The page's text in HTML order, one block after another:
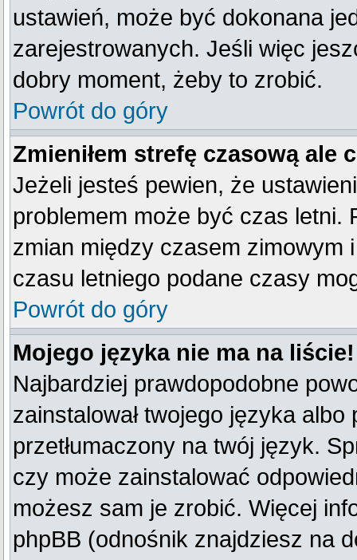
ustawień, może być dokonana
zarejestrowanych. Jeśli więc
dobry moment, żeby to zrobić.
Powrót do góry
Zmieniłem strefę czasową ale
Jeżeli jesteś pewien, że
problemem może być czas letni.
zmian między czasem zimowym
czasu letniego podane czasy
Powrót do góry
Mojego języka nie ma na liście!
Najbardziej prawdopodobne
zainstalował twojego języka
przetłumaczony na twój język.
czy może zainstalować
możesz sam je zrobić. Więcej
phpBB (odnośnik znajdziesz na